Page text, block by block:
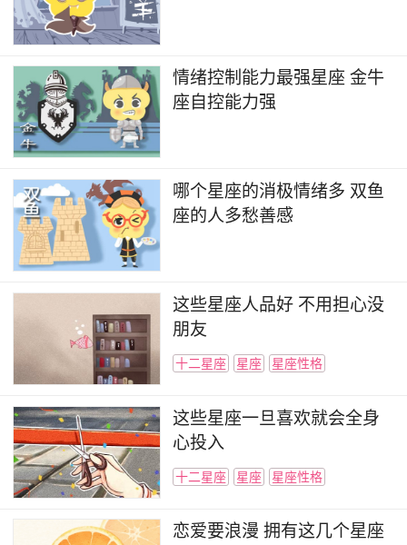
情绪控制能力最强星座 金牛
座自控能力强
哪个星座的消极情绪多 双鱼
座的人多愁善感
这些星座人品好 不用担心没
朋友
十二星座 星座 星座性格
这些星座一旦喜欢就会全身
心投入
十二星座 星座 星座性格
恋爱要浪漫 拥有这几个星座